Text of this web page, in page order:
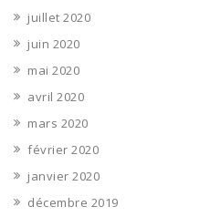
juillet 2020
juin 2020
mai 2020
avril 2020
mars 2020
février 2020
janvier 2020
décembre 2019